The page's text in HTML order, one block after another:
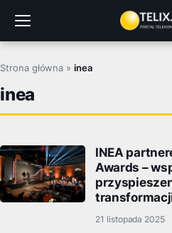
treści
Strona główna »inea
inea
INEA
Awards –
21 listopada 2025